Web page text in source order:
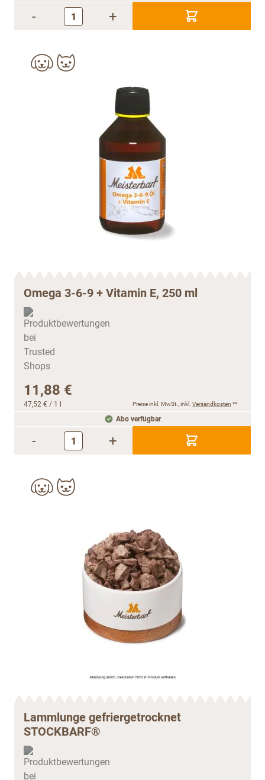
- +
Omega 3-6-9 + Vitamin E, 250 ml
11,88 €
47,52 € / 1 l Preise inkl. MwSt., inkl. Versandkosten **
Abo verfügbar
- +
Lammlunge gefriergetrocknet
STOCKBARF®